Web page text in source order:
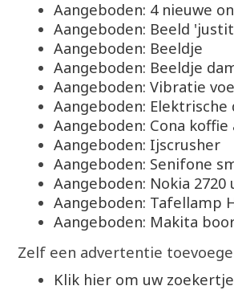
Aangeboden: 4 nieuwe
Aangeboden: Beeld
Aangeboden: Beeldje
Aangeboden: Beeldje
Aangeboden: Vibratie
Aangeboden: Elektrische
Aangeboden: Cona
Aangeboden: Ijscrusher
Aangeboden: Senifone
Aangeboden: Nokia
Aangeboden: Tafellamp
Aangeboden: Makita
Zelf een advertentie
Klik hier om uw